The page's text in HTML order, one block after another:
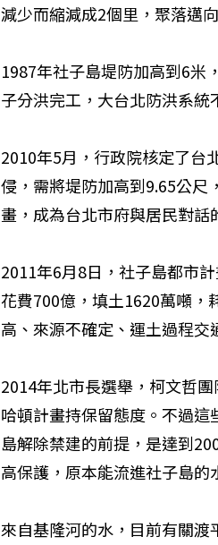
減少而縮減成2個里，聚落邁
1987年社子島堤防加高到6米
子分洪完工，大台北防洪系統
2010年5月，行政院核定了台
侵，需將堤防加高到9.65公尺
畫，成為台北市府與居民對話
2011年6月8日，社子島都市
花費700億，填土1620萬噸，
高、來源不確定、運土過程交
2014年北市長選舉，柯文哲
哈頓計畫持保留態度。不過
島解除禁建的前提，是達到
高保護，原本能流進社子島的
來自基隆河的水，目前有關